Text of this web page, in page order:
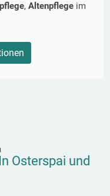
, Altenpflege im
In Osterspai und